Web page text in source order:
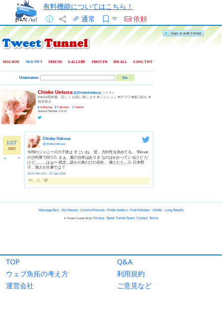
有料機能についてはこちら！
通常
依頼
TOP
Q&A
ウェブ魚拓の考え方
利用規約
運営会社
ご意見など